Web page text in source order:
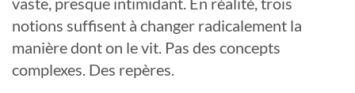
notions suffisent à changer radicalement la
manière dont on le vit. Pas des concepts
complexes. Des repères.